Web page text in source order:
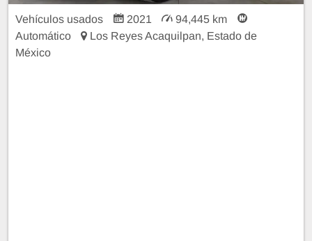
Vehículos usados 2021
94,445 km
Automático
Los Reyes Acaquilpan, Estado de
México